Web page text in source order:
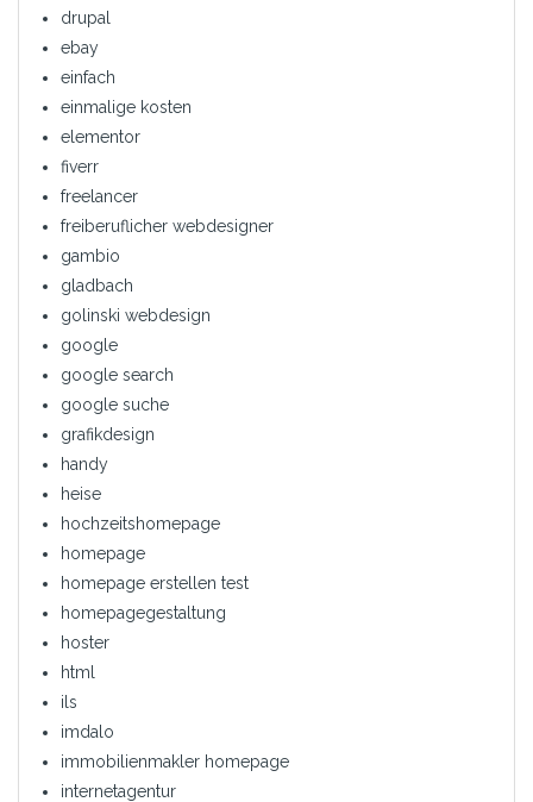
drupal
ebay
einfach
einmalige kosten
elementor
fiverr
freelancer
freiberuflicher webdesigner
gambio
gladbach
golinski webdesign
google
google search
google suche
grafikdesign
handy
heise
hochzeitshomepage
homepage
homepage erstellen test
homepagegestaltung
hoster
html
ils
imdalo
immobilienmakler homepage
internetagentur